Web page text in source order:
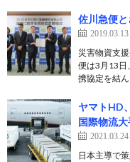
佐川急便
2019.03.13
災害物資支
便は3月13日
携協定を結
ヤマトHD
国際物流
2021.03.24
日本主導で